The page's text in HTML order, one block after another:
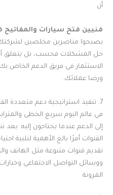
أن
فنيين فتح سيارات والمفاتيح
يصبحوا مناصرين مخلصين لشركتك.
حل المشكلات فحسب، بل يتعلق
الاستثمار في فريق الدعم الخاص
ورضا عملائك.
7. تنفيذ استراتيجية دعم متعددة القنوات لتلبية احتياجات العملاء
في عالم اليوم سريع الخطى
إلى الدعم عندما يحتاجون إليه. يعد
القنوات أمرًا بالغ الأهمية لتلبية
تقديم قنوات متنوعة مثل الهاتف
ووسائل التواصل الاجتماعي وخيارات
المرونة